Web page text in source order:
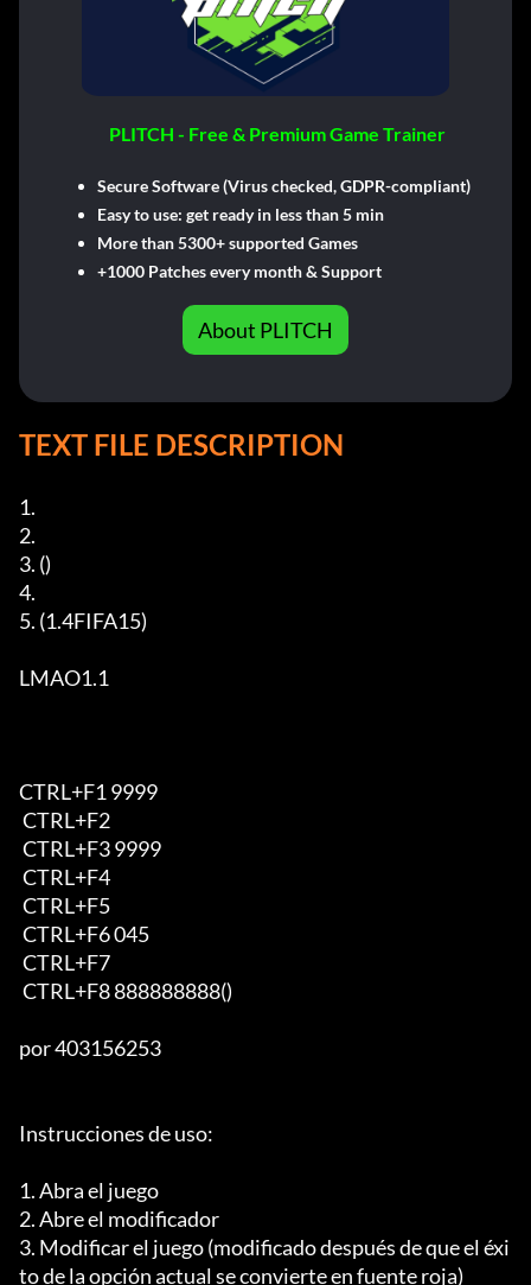
PLITCH - Free & Premium Game Trainer
Secure Software (Virus checked, GDPR-compliant)
Easy to use: get ready in less than 5 min
More than 5300+ supported Games
+1000 Patches every month & Support
About PLITCH
TEXT FILE DESCRIPTION
1.
2.
3. ()
4.
5. (1.4FIFA15)
LMAO1.1
CTRL+F1 9999
por 403156253
Instrucciones de uso:
1. Abra el juego
2. Abre el modificador
3. Modificar el juego (modificado después de que el éxi
to de la opción actual se convierte en fuente roja)